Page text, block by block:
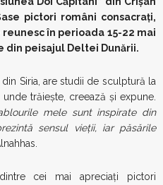
pictori români consacrați,
în perioada 15-22 mai
din peisajul Deltei Dunării.
Siria, are studii de sculptură la
trăiește, creează și expune.
mele sunt inspirate din
sensul vieții, iar păsările
cei mai apreciați pictori